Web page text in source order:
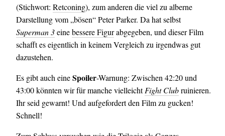
(Stichwort: Retconing), zum anderen die viel zu alberne
Darstellung vom „bösen“ Peter Parker. Da hat selbst
Superman 3einebessere Figurabgegeben, und dieser Film
schafft es eigentlich in keinem Vergleich zu irgendwas gut
dazustehen.
Es gibt auch eineSpoiler-Warnung: Zwischen 42:20 und
43:00 könnten wir für manche vielleichtFight Clubruinieren.
Ihr seid gewarnt! Und aufgefordert den Film zu gucken!
Schnell!